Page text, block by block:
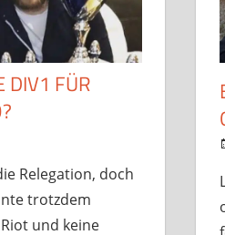
DIV1 FÜR
Relegation, doch
trotzdem
und keine